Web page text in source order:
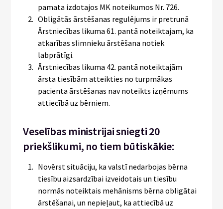
pamata izdotajos MK noteikumos Nr. 726.
Obligātās ārstēšanas regulējums ir pretrunā
Ārstniecības likuma 61. pantā noteiktajam, ka
atkarības slimnieku ārstēšana notiek
labprātīgi.
Ārstniecības likuma 42. pantā noteiktajām
ārsta tiesībām atteikties no turpmākas
pacienta ārstēšanas nav noteikts izņēmums
attiecībā uz bērniem.
Veselības ministrijai sniegti 20
priekšlikumi, no tiem būtiskākie:
Novērst situāciju, ka valstī nedarbojas bērna
tiesību aizsardzībai izveidotais un tiesību
normās noteiktais mehānisms bērna obligātai
ārstēšanai, un nepieļaut, ka attiecībā uz